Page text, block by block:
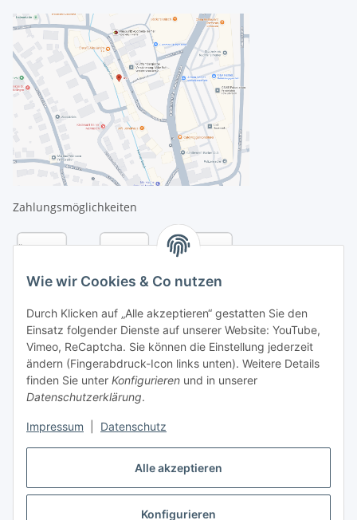
Alle akzeptieren
Konfigurieren
Wie wir Cookies & Co nutzen
Durch Klicken auf „Alle akzeptieren“ gestatten Sie den
Einsatz folgender Dienste auf unserer Website: YouTube,
Vimeo, ReCaptcha. Sie können die Einstellung jederzeit
ändern (Fingerabdruck-Icon links unten). Weitere Details
finden Sie unter Konfigurieren und in unserer
Datenschutzerklärung.
Impressum Datenschutz
Zahlungsmöglichkeiten